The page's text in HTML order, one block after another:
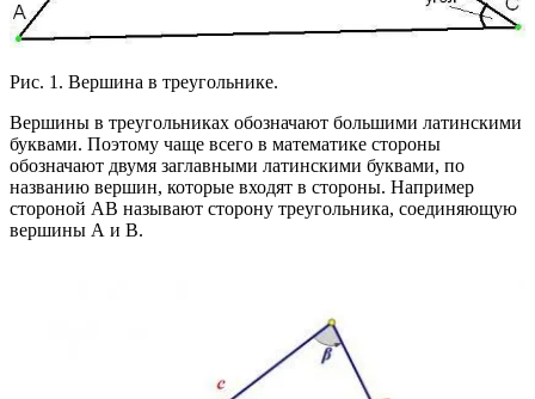
Рис. 1. Вершина в треугольнике.
Вершины в треугольниках обозначают большими латинскими
буквами. Поэтому чаще всего в математике стороны
обозначают двумя заглавными латинскими буквами, по
названию вершин, которые входят в стороны. Например
стороной АВ называют сторону треугольника, соединяющую
вершины А и В.